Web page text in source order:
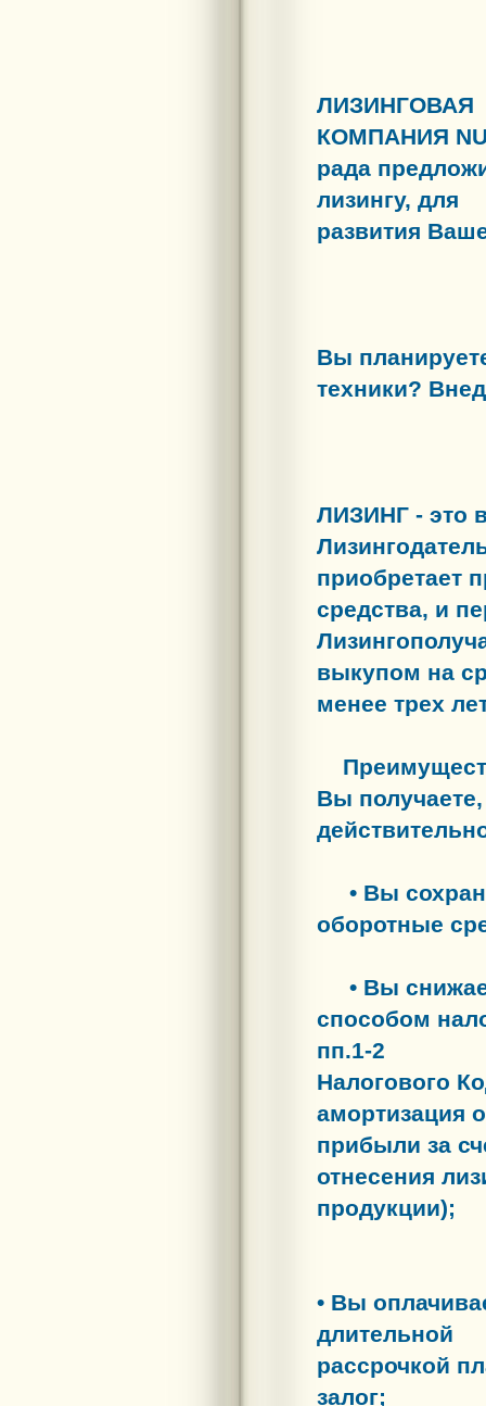
ЛИЗИНГОВАЯ
КОМПАНИЯ
рада
лизингу, для
развития
Вы
техники?
ЛИЗИНГ - это
приобретает
средства, и
выкупом на
менее трех
Вы получаете,
• Вы
оборотные
• Вы
способом
пп.1-2
Налогового
амортизация
прибыли за
отнесения
продукции);
• Вы
длительной
рассрочкой
залог;